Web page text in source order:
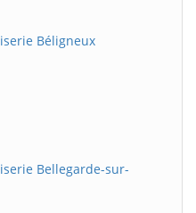
Béligneux
Bellegarde-sur-